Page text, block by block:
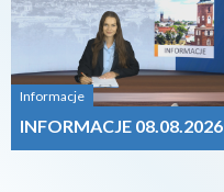
Informacje
INFORMACJE 08.08.2026